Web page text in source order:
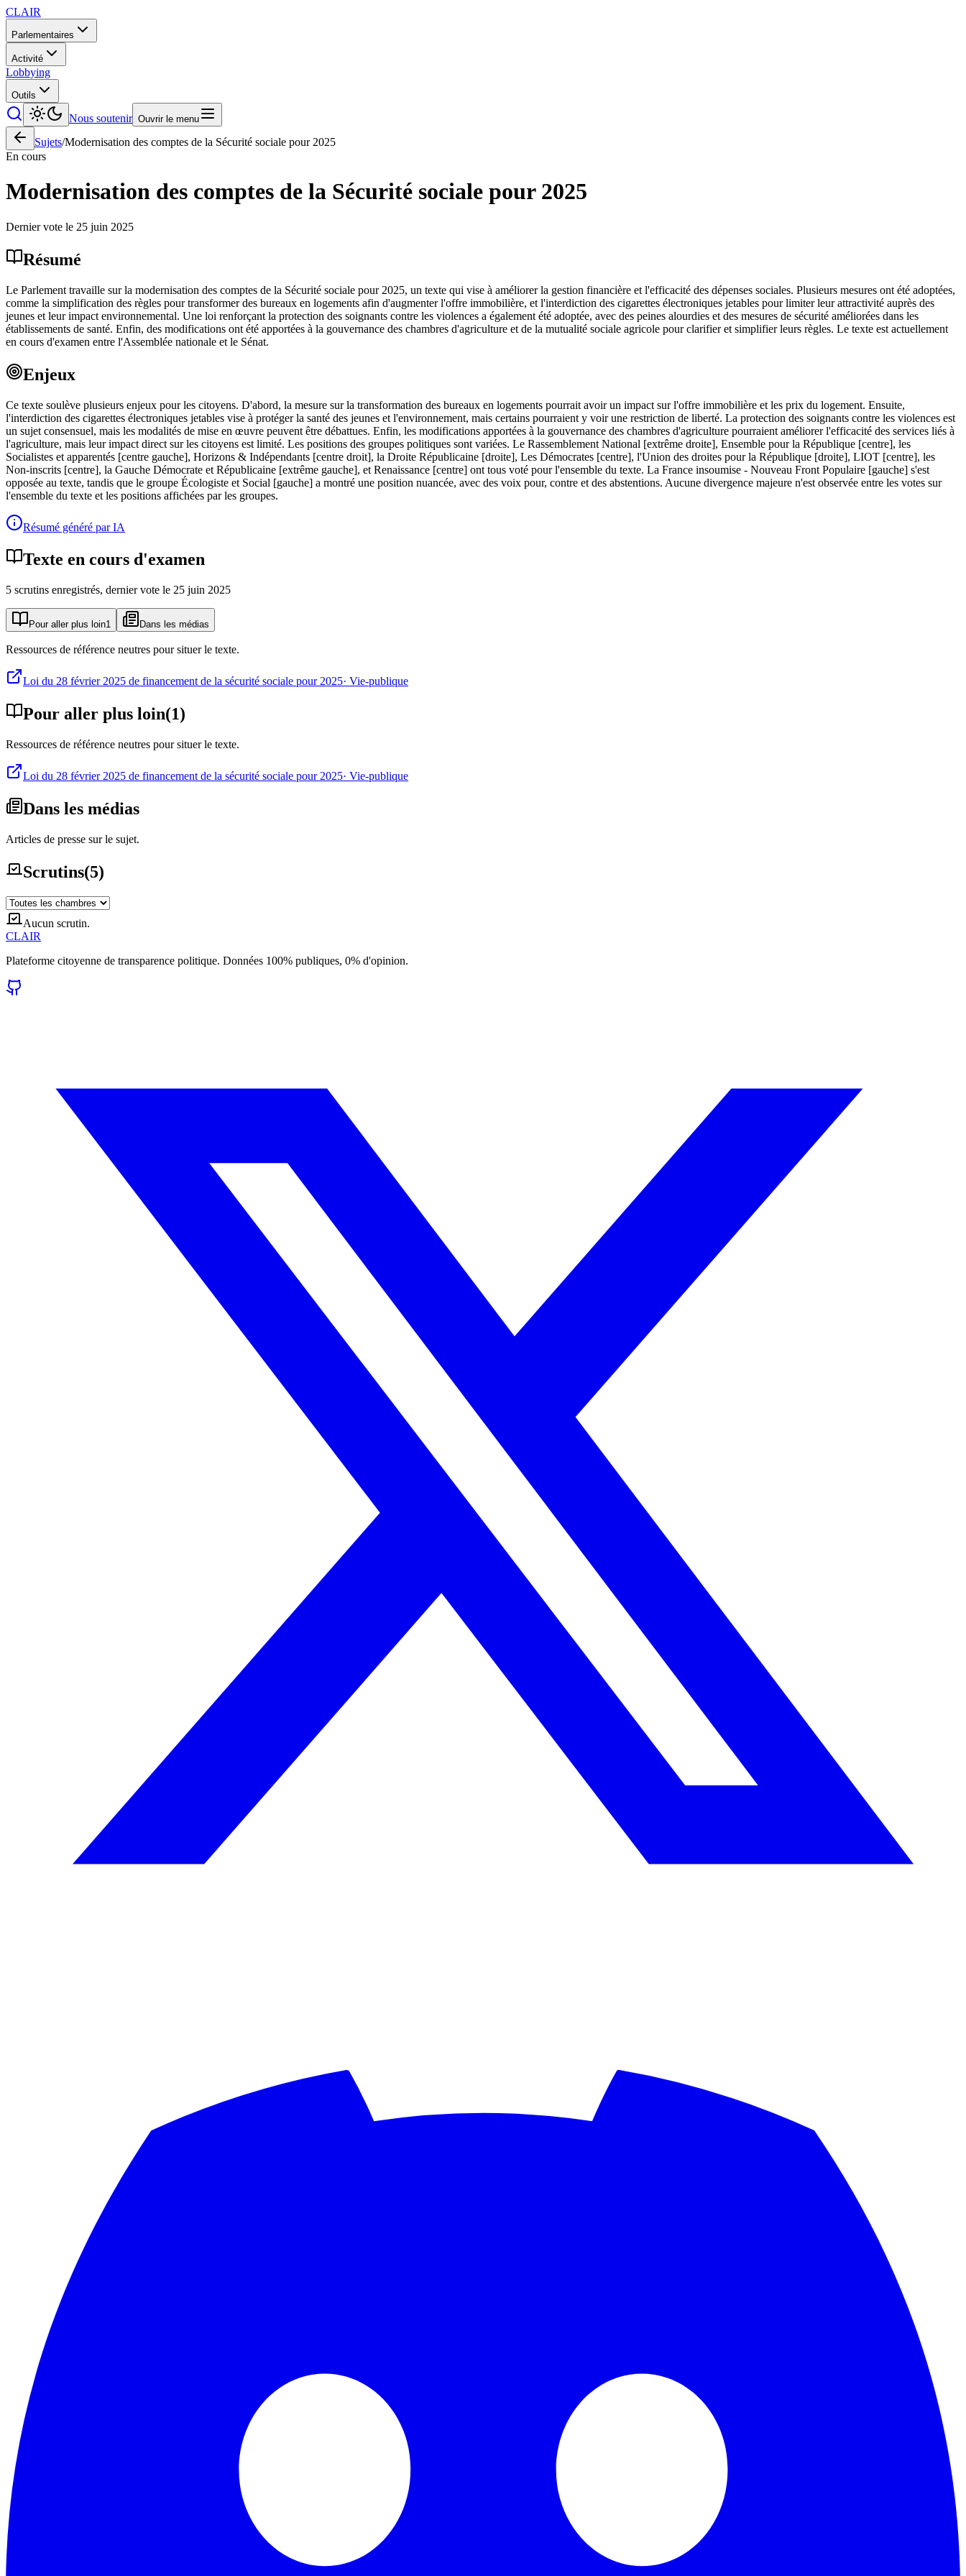
CLAIR
Parlementaires
Activité
Lobbying
Outils
Nous soutenir Ouvrir le menu
Sujets/Modernisation des comptes de la Sécurité sociale pour 2025
En cours
Modernisation des comptes de la Sécurité sociale pour 2025
Dernier vote le 25 juin 2025
Résumé
Le Parlement travaille sur la modernisation des comptes de la Sécurité sociale pour 2025, un texte qui vise à améliorer la gestion financière et l'efficacité des dépenses sociales. Plusieurs mesures ont été adoptées,
comme la simplification des règles pour transformer des bureaux en logements afin d'augmenter l'offre immobilière, et l'interdiction des cigarettes électroniques jetables pour limiter leur attractivité auprès des
jeunes et leur impact environnemental. Une loi renforçant la protection des soignants contre les violences a également été adoptée, avec des peines alourdies et des mesures de sécurité améliorées dans les
établissements de santé. Enfin, des modifications ont été apportées à la gouvernance des chambres d'agriculture et de la mutualité sociale agricole pour clarifier et simplifier leurs règles. Le texte est actuellement
en cours d'examen entre l'Assemblée nationale et le Sénat.
Enjeux
Ce texte soulève plusieurs enjeux pour les citoyens. D'abord, la mesure sur la transformation des bureaux en logements pourrait avoir un impact sur l'offre immobilière et les prix du logement. Ensuite,
l'interdiction des cigarettes électroniques jetables vise à protéger la santé des jeunes et l'environnement, mais certains pourraient y voir une restriction de liberté. La protection des soignants contre les violences est
un sujet consensuel, mais les modalités de mise en œuvre peuvent être débattues. Enfin, les modifications apportées à la gouvernance des chambres d'agriculture pourraient améliorer l'efficacité des services liés à
l'agriculture, mais leur impact direct sur les citoyens est limité. Les positions des groupes politiques sont variées. Le Rassemblement National [extrême droite], Ensemble pour la République [centre], les
Socialistes et apparentés [centre gauche], Horizons & Indépendants [centre droit], la Droite Républicaine [droite], Les Démocrates [centre], l'Union des droites pour la République [droite], LIOT [centre], les
Non-inscrits [centre], la Gauche Démocrate et Républicaine [extrême gauche], et Renaissance [centre] ont tous voté pour l'ensemble du texte. La France insoumise - Nouveau Front Populaire [gauche] s'est
opposée au texte, tandis que le groupe Écologiste et Social [gauche] a montré une position nuancée, avec des voix pour, contre et des abstentions. Aucune divergence majeure n'est observée entre les votes sur
l'ensemble du texte et les positions affichées par les groupes.
Résumé généré par IA
Texte en cours d'examen
5 scrutins enregistrés, dernier vote le 25 juin 2025
Pour aller plus loin1 Dans les médias
Ressources de référence neutres pour situer le texte.
Loi du 28 février 2025 de financement de la sécurité sociale pour 2025· Vie-publique
Pour aller plus loin(1)
Ressources de référence neutres pour situer le texte.
Loi du 28 février 2025 de financement de la sécurité sociale pour 2025· Vie-publique
Dans les médias
Articles de presse sur le sujet.
Scrutins(5)
Aucun scrutin.
CLAIR
Plateforme citoyenne de transparence politique. Données 100% publiques, 0% d'opinion.